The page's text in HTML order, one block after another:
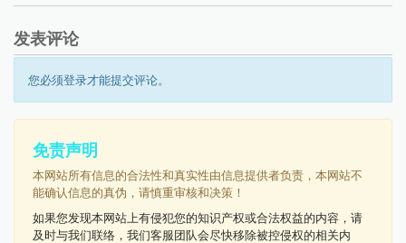
发表评论
您必须登录才能提交评论。
免责声明
本网站所有信息的合法性和真实性由信息提供者负责，本网站不
能确认信息的真伪，请慎重审核和决策！
如果您发现本网站上有侵犯您的知识产权或合法权益的内容，请
及时与我们联络，我们客服团队会尽快移除被控侵权的相关内